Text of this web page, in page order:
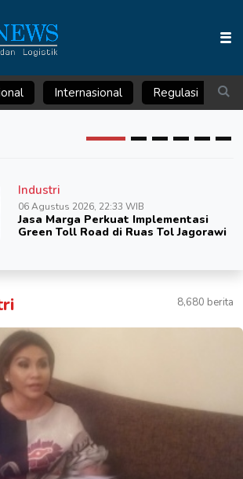
Internasional Regulasi
Industri
06 Agustus 2026, 22:33 WIB
Jasa Marga Perkuat Implementasi
Green Toll Road di Ruas Tol Jagorawi
8,680 berita
Konektivitas"